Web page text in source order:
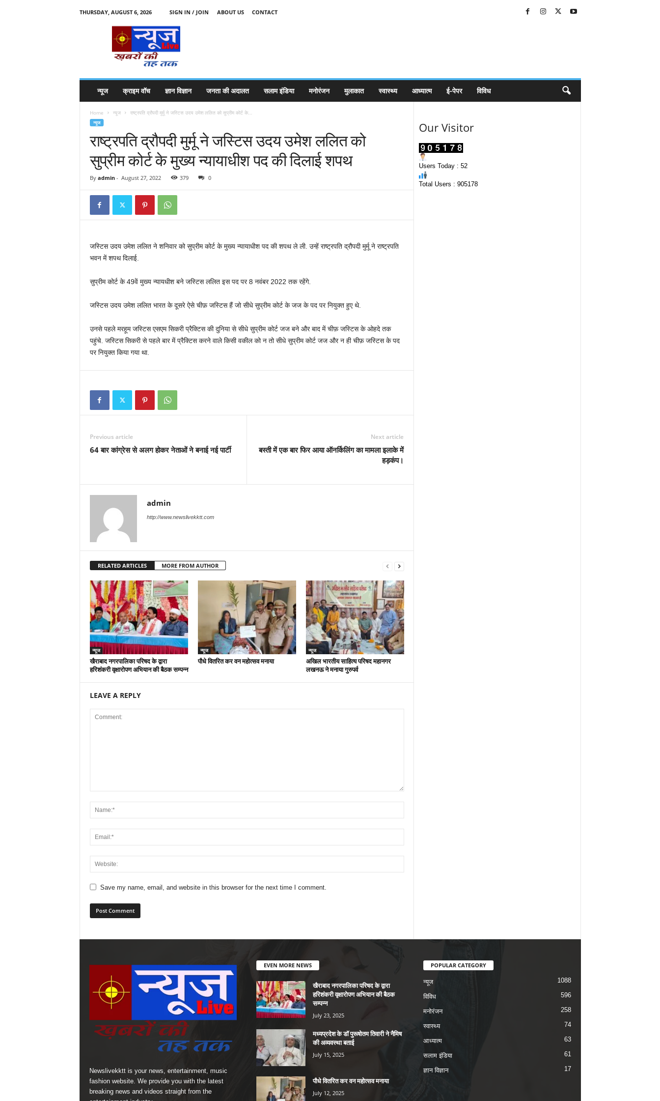
THURSDAY, AUGUST 6, 2026 SIGN IN / JOIN ABOUT US
CONTACT
न्यूज क्राइम वॉच ज्ञान विज्ञान जनता की अदालत सलाम इंडिया मनोरंजन मुलाकात स्वास्थ्य आध्यात्म ई-पेपर विविध
Home न्यूज राष्ट्रपति द्रौपदी मुर्मू ने जस्टिस उदय उमेश ललित को सुप्रीम कोर्ट के...
न्यूज
राष्ट्रपति द्रौपदी मुर्मू ने जस्टिस उदय उमेश ललित को
सुप्रीम कोर्ट के मुख्य न्यायाधीश पद की दिलाई शपथ
By admin- August 27, 2022 379 0
जस्टिस उदय उमेश ललित ने शनिवार को सुप्रीम कोर्ट के मुख्य न्यायाधीश पद की शपथ ले ली. उन्हें राष्ट्रपति द्रौपदी मुर्मू ने राष्ट्रपति
भवन में शपथ दिलाई.
सुप्रीम कोर्ट के 49वें मुख्य न्यायधीश बने जस्टिस ललित इस पद पर 8 नवंबर 2022 तक रहेंगे.
जस्टिस उदय उमेश ललित भारत के दूसरे ऐसे चीफ़ जस्टिस हैं जो सीधे सुप्रीम कोर्ट के जज के पद पर नियुक्त हुए थे.
उनसे पहले मरहूम जस्टिस एसएम सिकरी प्रैक्टिस की दुनिया से सीधे सुप्रीम कोर्ट जज बने और बाद में चीफ़ जस्टिस के ओहदे तक
पहुंचे. जस्टिस सिकरी से पहले बार में प्रैक्टिस करने वाले किसी वकील को न तो सीधे सुप्रीम कोर्ट जज और न ही चीफ़ जस्टिस के पद
पर नियुक्त किया गया था.
Previous article
64 बार कांग्रेस से अलग होकर नेताओं ने बनाई नई पार्टी
Next article
बस्ती में एक बार फिर आया ऑनर्किलिंग का मामला इलाके में
हड़कंप।
admin
http://www.newslivekktt.com
RELATED ARTICLES MORE FROM AUTHOR
न्यूज
खैराबाद नगरपालिका परिषद के द्वारा
हरिशंकरी वृक्षारोपण अभियान की बैठक सम्पन्न
न्यूज
पौधे वितरित कर वन महोत्सव मनाया
न्यूज
अखिल भारतीय साहित्य परिषद महानगर
लखनऊ ने मनाया गुरुपर्व
LEAVE A REPLY
Save my name, email, and website in this browser for the next time I comment.
Our Visitor
Users Today : 52
Total Users : 905178
Newslivekktt is your news, entertainment, music
fashion website. We provide you with the latest
breaking news and videos straight from the
EVEN MORE NEWS
खैराबाद नगरपालिका परिषद के द्वारा
हरिशंकरी वृक्षारोपण अभियान की बैठक
सम्पन्न
July 23, 2025
मध्यप्रदेश के डॉ पुरूषोतम तिवारी ने नैमिष
की अव्यवस्था बताई
July 15, 2025
पौधे वितरित कर वन महोत्सव मनाया
July 12, 2025
POPULAR CATEGORY
न्यूज 1088
विविध 596
मनोरंजन 258
स्वास्थ्य 74
आध्यात्म 63
सलाम इंडिया 61
ज्ञान विज्ञान 17